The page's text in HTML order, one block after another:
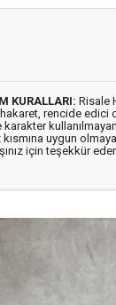
KURALLARI: Risale
rencide edici
karakter
kısmına uygun
için teşekkür